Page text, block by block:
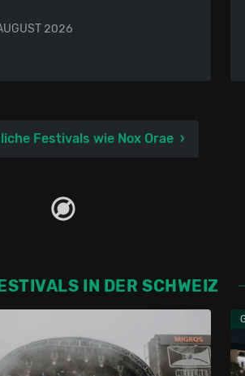
2026
Festivals wie Nox Orae
IN DER SCHWEIZ